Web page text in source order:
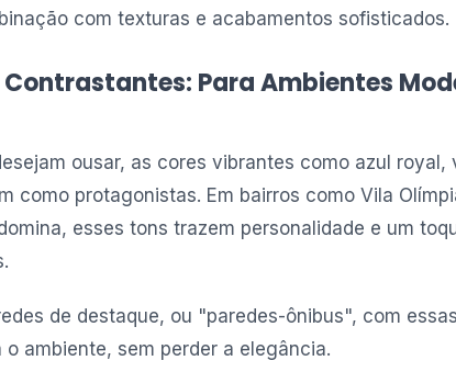
com texturas e acabamentos sofisticados.
Para Ambientes
ousar, as cores vibrantes como azul royal,
como protagonistas. Em bairros como Vila
esses tons trazem personalidade e um
de destaque, ou "paredes-ônibus", com
ambiente, sem perder a elegância.